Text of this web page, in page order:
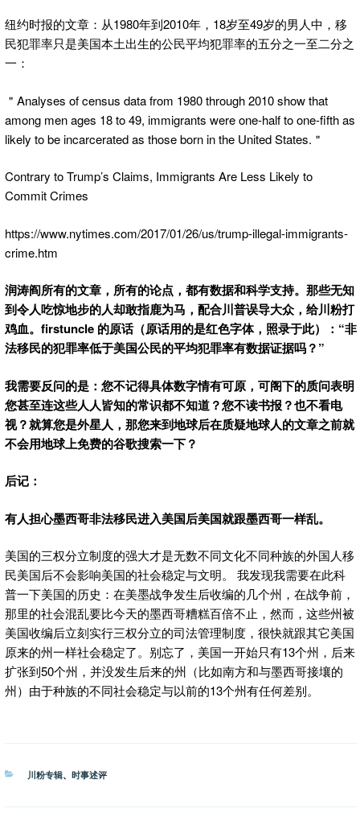
纽约时报的文章：从1980年到2010年，18岁至49岁的男人中，移
民犯罪率只是美国本土出生的公民平均犯罪率的五分之一至二分之
一：
＂Analyses of census data from 1980 through 2010 show that
among men ages 18 to 49, immigrants were one-half to one-fifth as
likely to be incarcerated as those born in the United States.＂
Contrary to Trump’s Claims, Immigrants Are Less Likely to
Commit Crimes
https://www.nytimes.com/2017/01/26/us/trump-illegal-immigrants-
crime.htm
润涛阎所有的文章，所有的论点，都有数据和科学支持。那些无知
到令人吃惊地步的人却敢指鹿为马，配合川普误导大众，给川粉打
鸡血。firstuncle 的原话（原话用的是红色字体，照录于此）：“非
法移民的犯罪率低于美国公民的平均犯罪率有数据证据吗？”
我需要反问的是： 您不记得具体数字情有可原，可阁下的质问表明
您甚至连这些人人皆知的常识都不知道？您不读书报？也不看电
视？就算您是外星人，那您来到地球后在质疑地球人的文章之前就
不会用地球上免费的谷歌搜索一下？
后记：
有人担心墨西哥非法移民进入美国后美国就跟墨西哥一样乱。
美国的三权分立制度的强大才是无数不同文化不同种族的外国人移
民美国后不会影响美国的社会稳定与文明。 我发现我需要在此科
普一下美国的历史：在美墨战争发生后收编的几个州，在战争前，
那里的社会混乱要比今天的墨西哥糟糕百倍不止，然而，这些州被
美国收编后立刻实行三权分立的司法管理制度，很快就跟其它美国
原来的州一样社会稳定了。别忘了，美国一开始只有13个州，后来
扩张到50个州，并没发生后来的州（比如南方和与墨西哥接壤的
州）由于种族的不同社会稳定与以前的13个州有任何差别。
分
川粉专辑、 时事述评